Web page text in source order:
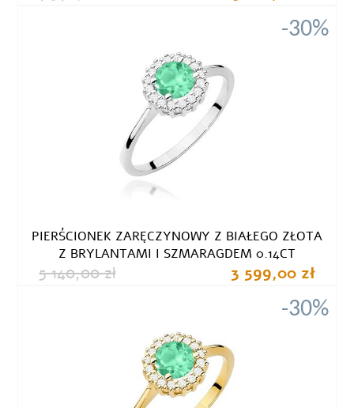
-30%
PIERŚCIONEK ZARĘCZYNOWY Z BIAŁEGO ZŁOTA
Z BRYLANTAMI I SZMARAGDEM 0.14CT
5 140,00 zł 3 599,00 zł
-30%